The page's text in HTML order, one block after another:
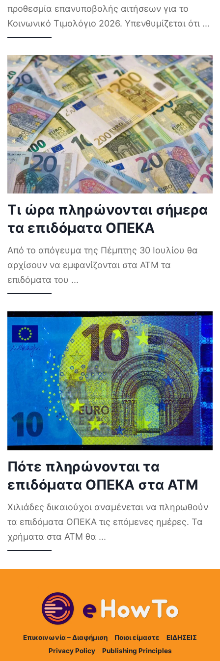
προθεσμία επανυποβολής αιτήσεων για το
Κοινωνικό Τιμολόγιο 2026. Υπενθυμίζεται ότι ...
Τι ώρα πληρώνονται σήμερα
τα επιδόματα ΟΠΕΚΑ
Από το απόγευμα της Πέμπτης 30 Ιουλίου θα
αρχίσουν να εμφανίζονται στα ΑΤΜ τα
επιδόματα του ...
Πότε πληρώνονται τα
επιδόματα ΟΠΕΚΑ στα ΑΤΜ
Χιλιάδες δικαιούχοι αναμένεται να πληρωθούν
τα επιδόματα ΟΠΕΚΑ τις επόμενες ημέρες. Τα
χρήματα στα ΑΤΜ θα ...
Επικοινωνία – Διαφήμιση Ποιοι είμαστε
ΕΙΔΗΣΕΙΣ
Privacy Policy
Publishing Principles